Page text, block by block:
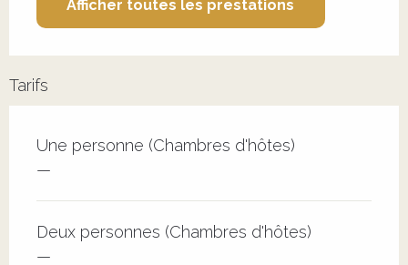
Afficher toutes les prestations
Tarifs
Tarifs 2026
Une personne (Chambres d'hôtes)
—
Deux personnes (Chambres d'hôtes)
—